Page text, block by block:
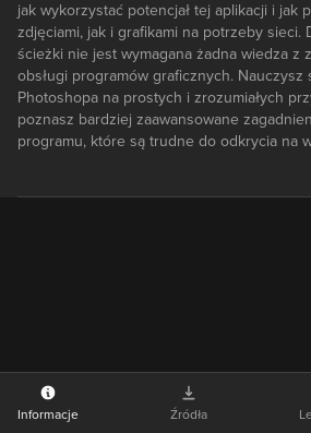
jak wykorzystać potencjał tej aplikacji i jak
zdjęciami, jak i grafikami na potrzeby sieci.
ścieżki nie jest wymagana żadna wiedza z
obsługi programów graficznych.
Photoshopa na prostych i zrozumiałych
poznasz bardziej zaawansowane
programu, które są trudne do odkrycia na
Informacje Źródła